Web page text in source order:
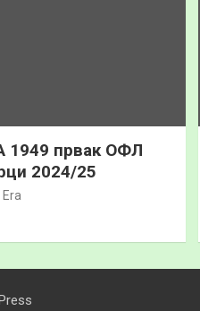
1949 првак ОФЛ
2024/25
Era